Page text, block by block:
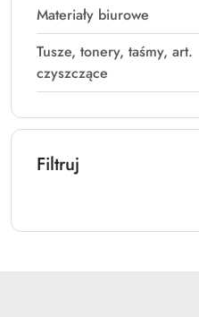
Materiały biurowe
Tusze, tonery, taśmy, art.
czyszczące
Filtruj